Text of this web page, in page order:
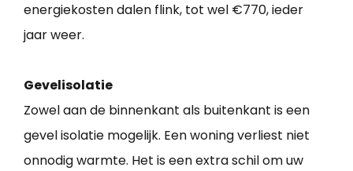
energiekosten dalen flink, tot wel €770, ieder
jaar weer.
Gevelisolatie
Zowel aan de binnenkant als buitenkant is een
gevel isolatie mogelijk. Een woning verliest niet
onnodig warmte. Het is een extra schil om uw